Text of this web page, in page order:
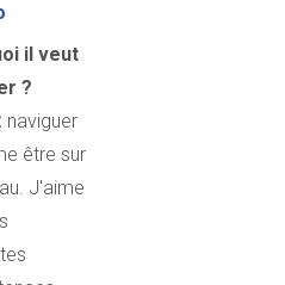
il veut
?
naviguer
être sur
J'aime